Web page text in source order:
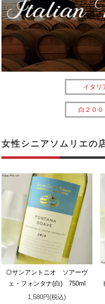
イタリ
白２０
女性シニアソムリエの
◎サンアントニオ ソアーヴ
ェ・フォンタナ(白) 750ml
1,580円(税込)